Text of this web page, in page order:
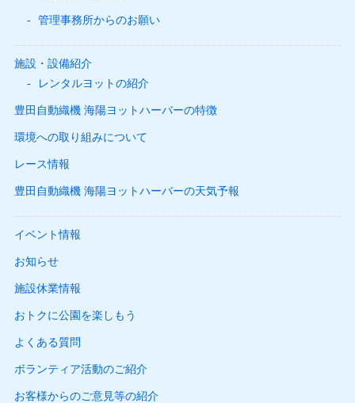
管理事務所からのお願い
施設・設備紹介
レンタルヨットの紹介
豊田自動織機 海陽ヨットハーバーの特徴
環境への取り組みについて
レース情報
豊田自動織機 海陽ヨットハーバーの天気予報
イベント情報
お知らせ
施設休業情報
おトクに公園を楽しもう
よくある質問
ボランティア活動のご紹介
お客様からのご意見等の紹介